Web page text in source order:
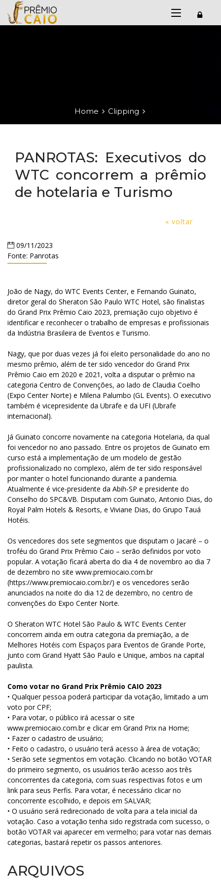
Home Clipping
PANROTAS: Executivos do
WTC concorrem a prêmio
de hotelaria e Turismo
« voltar
09/11/2023
Fonte: Panrotas
João de Nagy, do WTC Events Center, e Fernando Guinato,
diretor geral do Sheraton São Paulo WTC Hotel, são finalistas
do Grand Prix Prêmio Caio 2023, premiação cujo objetivo é
identificar e reconhecer o trabalho de empresas e profissionais
da Indústria Brasileira de Eventos e Turismo.
Nagy, que por duas vezes já foi eleito personalidade do ano no
mesmo prêmio, além de ter sido vencedor do Grand Prix
Prêmio Caio em 2020 e 2021, volta a disputar o prêmio na
categoria Centro de Convenções, ao lado de Claudia Coelho
(Expo Center Norte) e Milena Palumbo (GL Events). O executivo
também é vicepresidente da Ubrafe e da UFI (Ubrafe
internacional).
Já Guinato concorre novamente na categoria Hotelaria, da qual
foi vencedor no ano passado. Entre os projetos de Guinato em
curso está a implementação de um modelo de gestão
profissionalizado no complexo, além de ter sido responsável
por manter o hotel funcionando durante a pandemia.
Atualmente é vice-presidente da Abih-SP e presidente do
Conselho do SPC&VB. Disputam com Guinato, Antonio Dias, do
Royal Palm Hotels & Resorts, e Viviane Dias, do Grupo Tauá
Hotéis.
Os vencedores dos sete segmentos que disputam o Jacaré – o
troféu do Grand Prix Prêmio Caio – serão definidos por voto
popular. A votação ficará aberta do dia 4 de novembro ao dia 7
de dezembro no site www.premiocaio.com.br
(https://www.premiocaio.com.br/) e os vencedores serão
anunciados na noite do dia 12 de dezembro, no centro de
convenções do Expo Center Norte.
O Sheraton WTC Hotel São Paulo & WTC Events Center
concorrem ainda em outra categoria da premiação, a de
Melhores Hotéis com Espaços para Eventos de Grande Porte,
junto com Grand Hyatt São Paulo e Unique, ambos na capital
paulista.
Como votar no Grand Prix Prêmio CAIO 2023
• Qualquer pessoa poderá participar da votação, limitado a um
voto por CPF;
• Para votar, o público irá acessar o site
www.premiocaio.com.br e clicar em Grand Prix na Home;
• Fazer o cadastro de usuário;
• Feito o cadastro, o usuário terá acesso à área de votação;
• Serão sete segmentos em votação. Clicando no botão VOTAR
do primeiro segmento, os usuários terão acesso aos três
concorrentes da categoria, com suas respectivas fotos e um
link para seus Perfis. Para votar, é necessário clicar no
concorrente escolhido, e depois em SALVAR;
• O usuário será redirecionado de volta para a tela inicial da
votação. Caso a votação tenha sido registrada com sucesso, o
botão VOTAR vai aparecer em vermelho; para votar nas demais
categorias, bastará repetir os passos anteriores.
ARQUIVOS